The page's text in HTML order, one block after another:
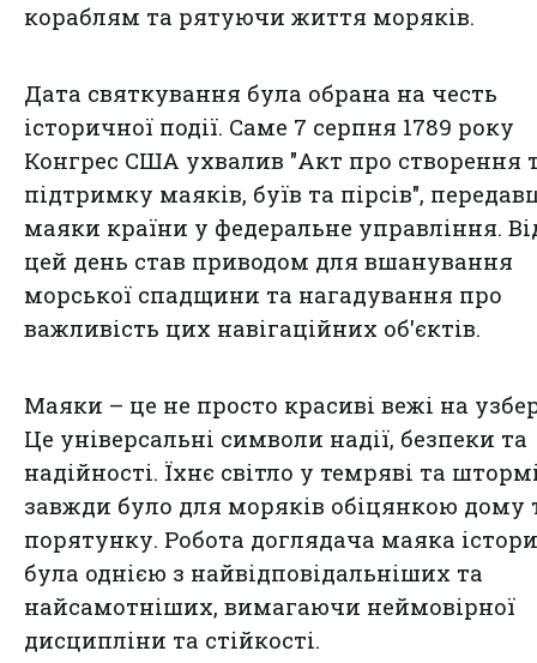
кораблям та рятуючи життя моряків.
Дата святкування була обрана на честь
історичної події. Саме 7 серпня 1789 року
Конгрес США ухвалив "Акт про створення
підтримку маяків, буїв та пірсів",
маяки країни у федеральне управління.
цей день став приводом для вшанування
морської спадщини та нагадування про
важливість цих навігаційних об'єктів.
Маяки – це не просто красиві вежі на
Це універсальні символи надії, безпеки та
надійності. Їхнє світло у темряві та
завжди було для моряків обіцянкою дому
порятунку. Робота доглядача маяка
була однією з найвідповідальніших та
найсамотніших, вимагаючи неймовірної
дисципліни та стійкості.